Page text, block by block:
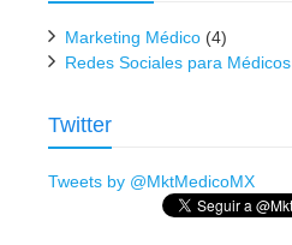
Marketing Médico (4)
Redes Sociales para Médicos
Twitter
Tweets by @MktMedicoMX